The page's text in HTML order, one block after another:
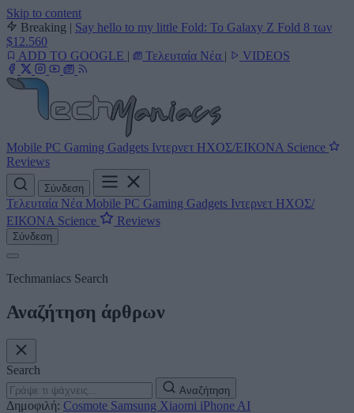
Skip to content
Breaking | Say hello to my little Fold: Το Galaxy Z Fold 8 των
$12.560
ADD TO GOOGLE | Τελευταία Νέα | VIDEOS
Mobile PC Gaming Gadgets Ιντερνετ ΗΧΟΣ/ΕΙΚΟΝΑ Science
Reviews
Σύνδεση
Τελευταία Νέα Mobile PC Gaming Gadgets Ιντερνετ ΗΧΟΣ/
ΕΙΚΟΝΑ Science Reviews
Σύνδεση
Techmaniacs Search
Αναζήτηση άρθρων
Search
Αναζήτηση
Δημοφιλή: Cosmote Samsung Xiaomi iPhone AI